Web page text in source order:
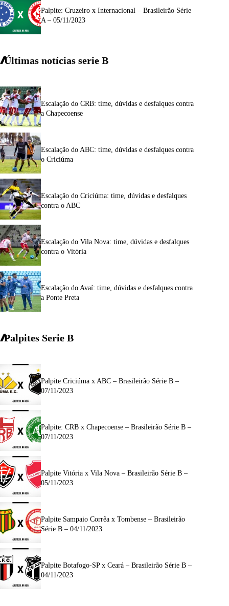
Palpite: Cruzeiro x Internacional – Brasileirão Série
A – 05/11/2023
Últimas notícias serie B
Escalação do CRB: time, dúvidas e desfalques contra
a Chapecoense
Escalação do ABC: time, dúvidas e desfalques contra
o Criciúma
Escalação do Criciúma: time, dúvidas e desfalques
contra o ABC
Escalação do Vila Nova: time, dúvidas e desfalques
contra o Vitória
Escalação do Avaí: time, dúvidas e desfalques contra
a Ponte Preta
Palpites Serie B
Palpite Criciúma x ABC – Brasileirão Série B –
07/11/2023
Palpite: CRB x Chapecoense – Brasileirão Série B –
07/11/2023
Palpite Vitória x Vila Nova – Brasileirão Série B –
05/11/2023
Palpite Sampaio Corrêa x Tombense – Brasileirão
Série B – 04/11/2023
Palpite Botafogo-SP x Ceará – Brasileirão Série B –
04/11/2023